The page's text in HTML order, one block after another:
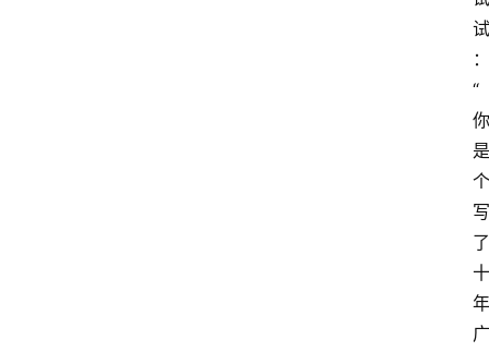
试
：
“
你
是
个
写
了
十
年
广